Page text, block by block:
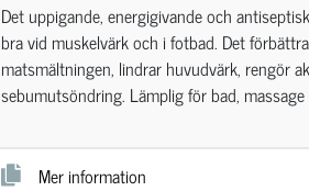
Det uppigande, energigivande och
bra vid muskelvärk och i fotbad. Det
matsmältningen, lindrar huvudvärk, rengör
sebumutsöndring. Lämplig för bad,
Mer information